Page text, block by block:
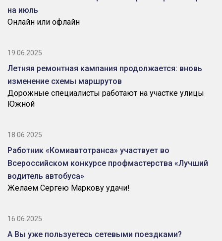
на июль
Онлайн или офлайн
19.06.2025
Летняя ремонтная кампания продолжается: вновь
изменение схемы маршрутов
Дорожные специалисты работают на участке улицы
Южной
18.06.2025
Работник «Комиавтотранса» участвует во
Всероссийском конкурсе профмастерства «Лучший
водитель автобуса»
Желаем Сергею Маркову удачи!
16.06.2025
А Вы уже пользуетесь сетевыми поездками?